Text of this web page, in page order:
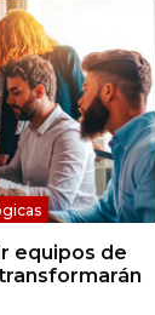
equipos de